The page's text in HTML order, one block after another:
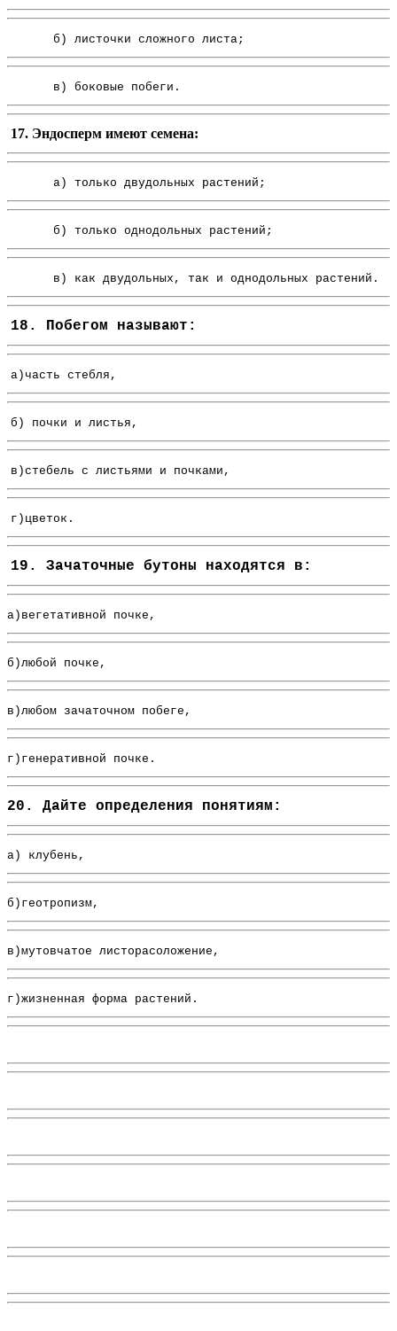
б) листочки сложного листа;
в) боковые побеги.
17. Эндосперм имеют семена:
а) только двудольных растений;
б) только однодольных растений;
в) как двудольных, так и однодольных растений.
18. Побегом называют:
а)часть стебля,
б) почки и листья,
в)стебель с листьями и почками,
г)цветок.
19. Зачаточные бутоны находятся в:
а)вегетативной почке,
б)любой почке,
в)любом зачаточном побеге,
г)генеративной почке.
20. Дайте определения понятиям:
а) клубень,
б)геотропизм,
в)мутовчатое листорасоложение,
г)жизненная форма растений.